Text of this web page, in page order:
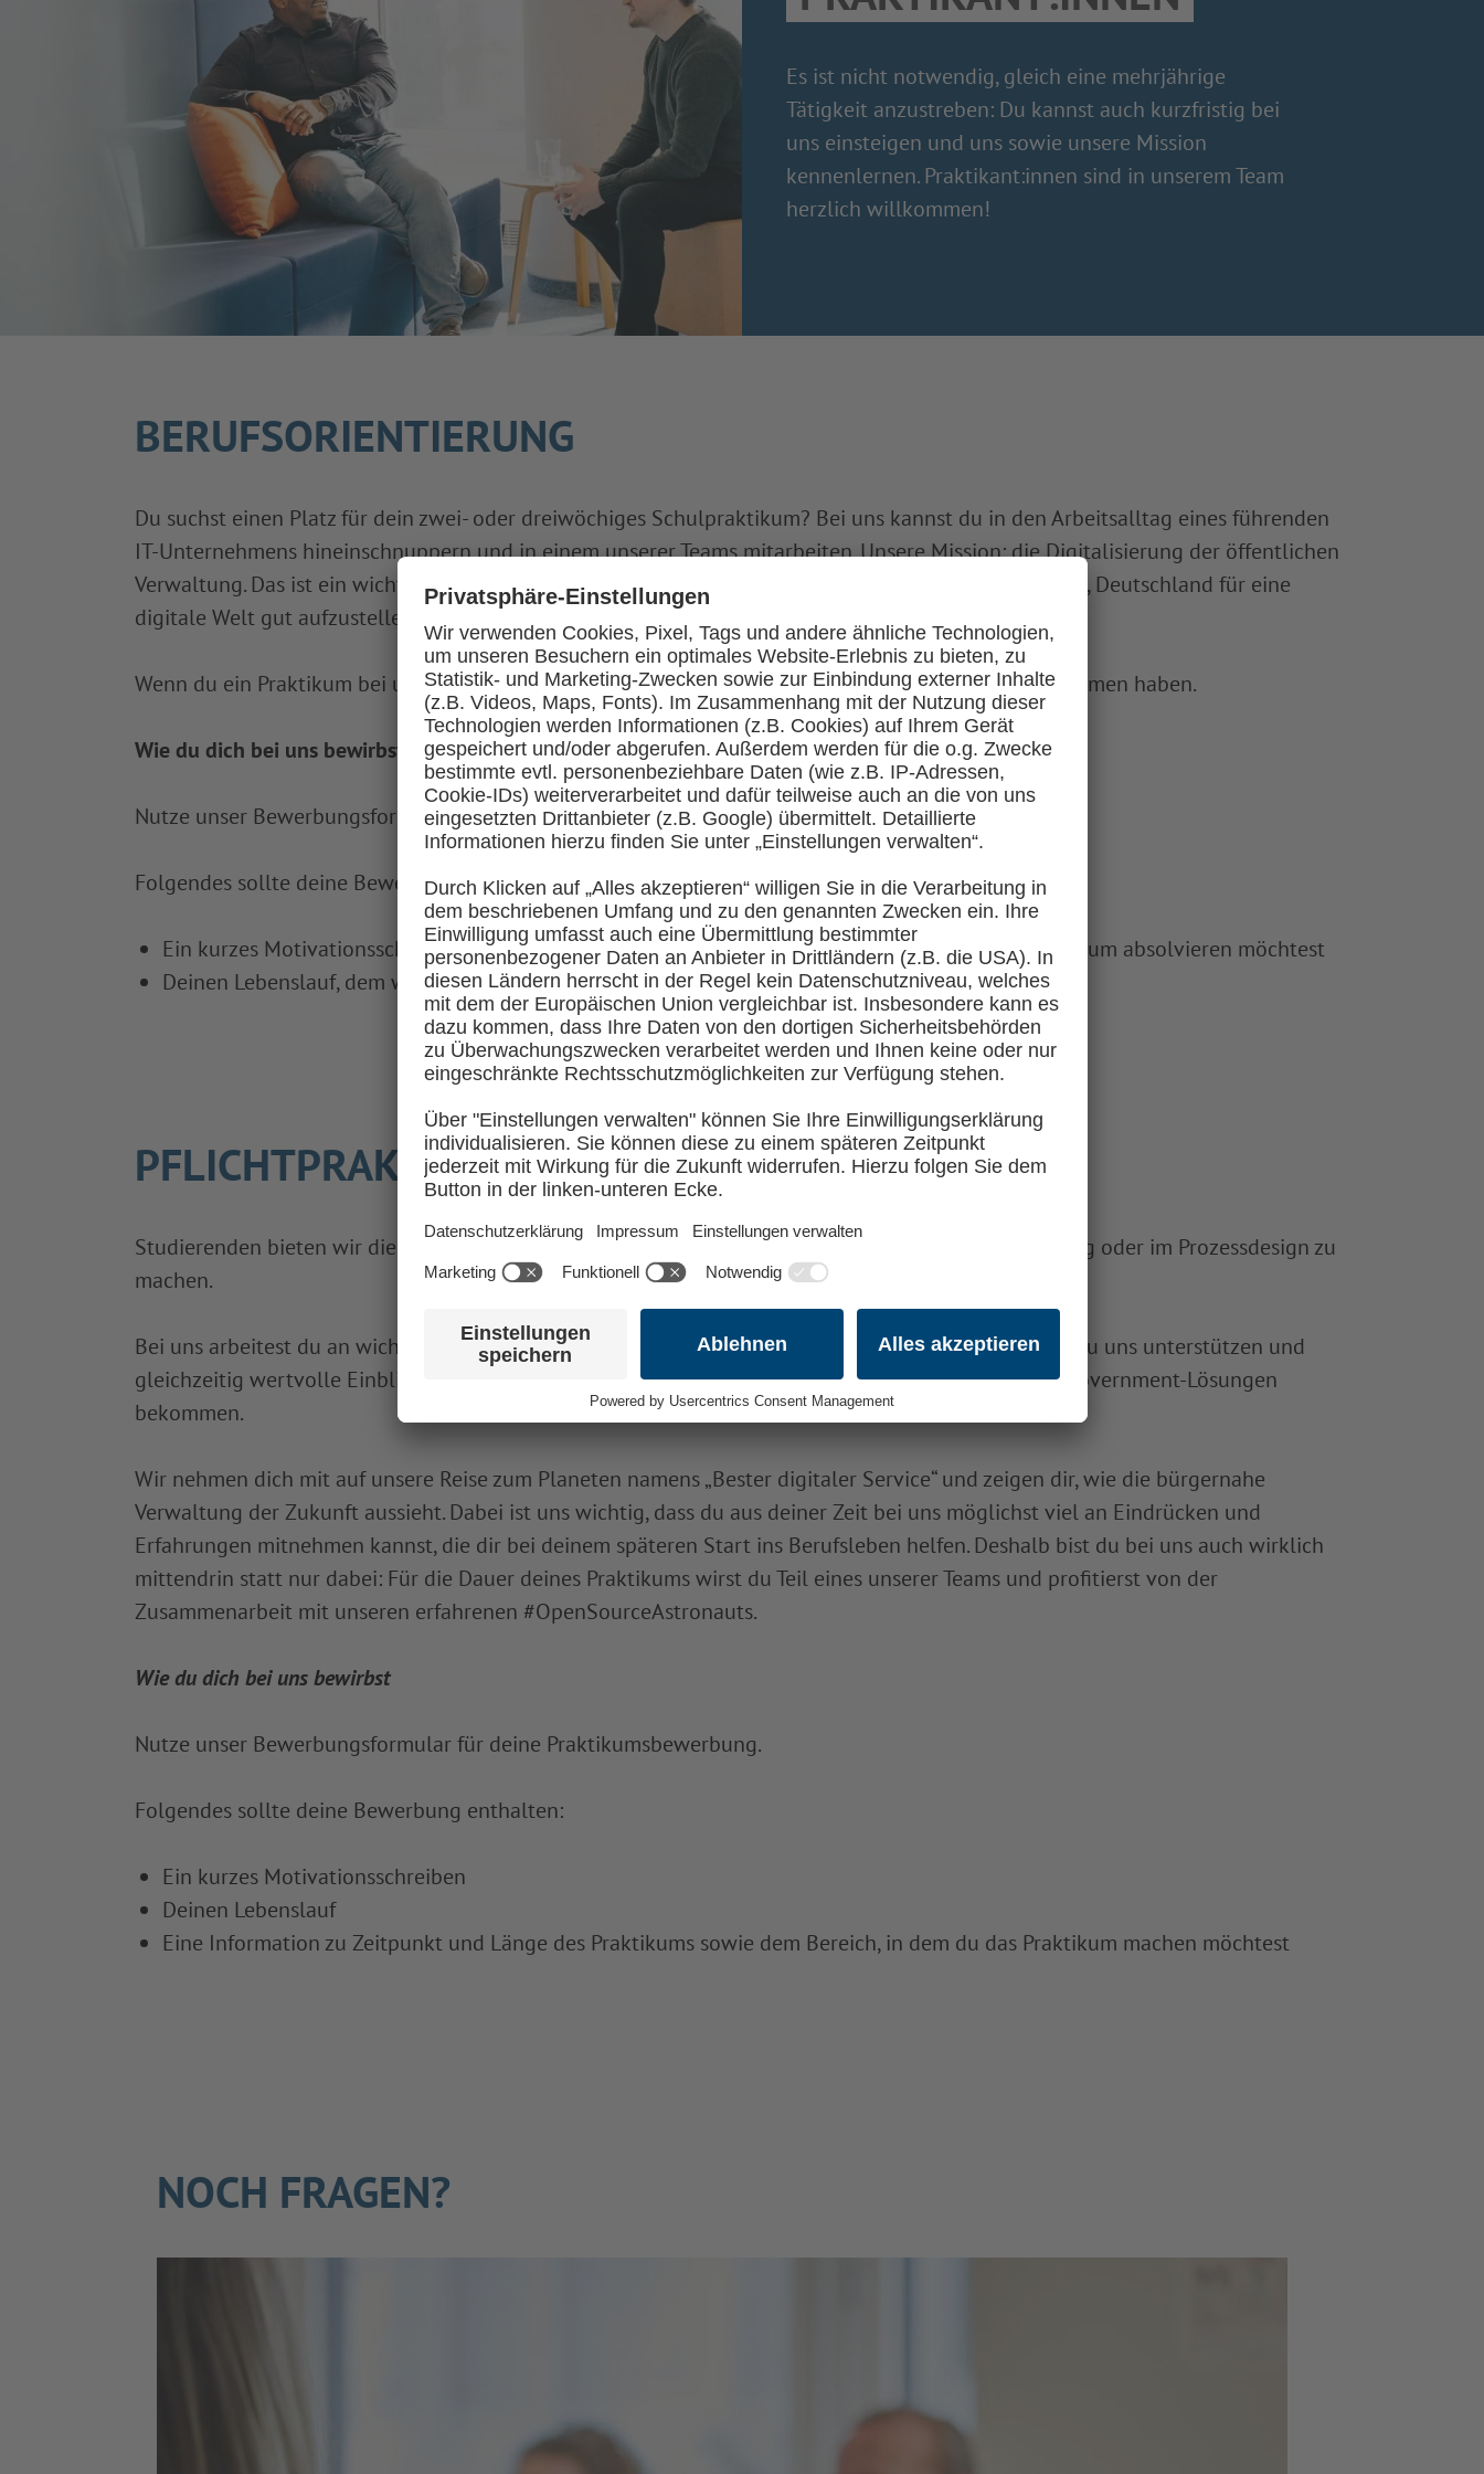
Es ist nicht notwendig, gleich eine mehrjährige
Tätigkeit anzustreben: Du kannst auch kurzfristig bei
uns einsteigen und uns sowie unsere Mission
kennenlernen. Praktikant:innen sind in unserem Team
herzlich willkommen!
BERUFSORIENTIERUNG
Du suchst einen Platz für dein zwei- oder dreiwöchiges Schulpraktikum? Bei uns kannst du in den Arbeitsalltag eines führenden
IT-Unternehmens hineinschnuppern und in einem unserer Teams mitarbeiten. Unsere Mission: die Digitalisierung der öffentlichen
Verwaltung. Das ist ein wichtiges Thema, das alle Menschen in unserem Land betrifft. Wir helfen dabei, Deutschland für eine
digitale Welt gut aufzustellen und den Menschen das Leben leichter zu machen.
Wenn du ein Praktikum bei uns machen möchtest, solltest du grundsätzlich Interesse an digitalen Themen haben.
Wie du dich bei uns bewirbst
Nutze unser Bewerbungsformular für deine Praktikumsbewerbung.
Folgendes sollte deine Bewerbung enthalten:
Ein kurzes Motivationsschreiben, in dem du erklärst, warum und wann du gern bei uns dein Praktikum absolvieren möchtest
Deinen Lebenslauf, dem wir auch etwas über deine Hobbys und Interessen entnehmen können
PFLICHTPRAKTIKA IM STUDIUM
Studierenden bieten wir die Möglichkeit, ein mehrmonatiges Pflichtpraktikum in der PHP-Entwicklung oder im Prozessdesign zu
machen.
Bei uns arbeitest du an wichtigen Zukunftsthemen mit: Wir digitalisieren Deutschland. Dabei kannst du uns unterstützen und
gleichzeitig wertvolle Einblicke in die Arbeitswelt und den Alltag eines führenden Anbieters von E-Government-Lösungen
bekommen.
Wir nehmen dich mit auf unsere Reise zum Planeten namens „Bester digitaler Service“ und zeigen dir, wie die bürgernahe
Verwaltung der Zukunft aussieht. Dabei ist uns wichtig, dass du aus deiner Zeit bei uns möglichst viel an Eindrücken und
Erfahrungen mitnehmen kannst, die dir bei deinem späteren Start ins Berufsleben helfen. Deshalb bist du bei uns auch wirklich
mittendrin statt nur dabei: Für die Dauer deines Praktikums wirst du Teil eines unserer Teams und profitierst von der
Zusammenarbeit mit unseren erfahrenen #OpenSourceAstronauts.
Wie du dich bei uns bewirbst
Nutze unser Bewerbungsformular für deine Praktikumsbewerbung.
Folgendes sollte deine Bewerbung enthalten:
Ein kurzes Motivationsschreiben
Deinen Lebenslauf
Eine Information zu Zeitpunkt und Länge des Praktikums sowie dem Bereich, in dem du das Praktikum machen möchtest
NOCH FRAGEN?